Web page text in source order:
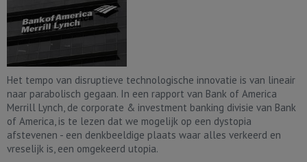
Het tempo van disruptieve technologische innovatie is van lineair
naar parabolisch gegaan. In een rapport van Bank of America
Merrill Lynch, de corporate & investment banking divisie van Bank
of America, is te lezen dat we mogelijk op een dystopia
afstevenen - een denkbeeldige plaats waar alles verkeerd en
vreselijk is, een omgekeerd utopia.